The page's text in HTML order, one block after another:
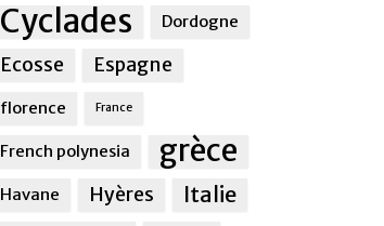
Cyclades Dordogne
Ecosse Espagne
florence France
French polynesia grèce
Havane Hyères Italie